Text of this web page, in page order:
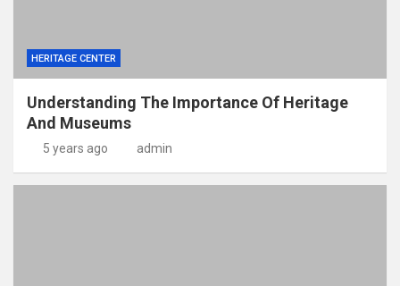
HERITAGE CENTER
Understanding The Importance Of Heritage
And Museums
5 years ago admin